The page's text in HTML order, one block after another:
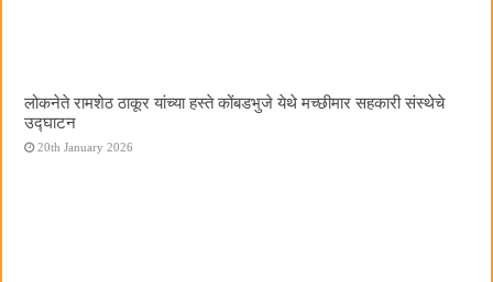
लोकनेते रामशेठ ठाकूर यांच्या हस्ते कोंबडभुजे येथे मच्छीमार सहकारी संस्थेचे
उद्घाटन
20th January 2026